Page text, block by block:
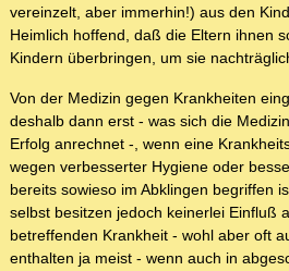
vereinzelt, aber immerhin!) aus den
Heimlich hoffend, daß die Eltern ihnen
Kindern überbringen, um sie
Von der Medizin gegen Krankheiten
deshalb dann erst - was sich die
Erfolg anrechnet -, wenn eine
wegen verbesserter Hygiene oder
bereits sowieso im Abklingen begriffen
selbst besitzen jedoch keinerlei Einfluß
betreffenden Krankheit - wohl aber oft
enthalten ja meist - wenn auch in